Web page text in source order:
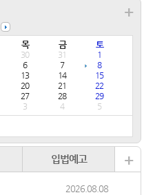
+
목 금 토
30 31
1
6 7
8
13 14
15
20 21
22
27 28
29
3 4 5
2026.08.08
+
입법예고